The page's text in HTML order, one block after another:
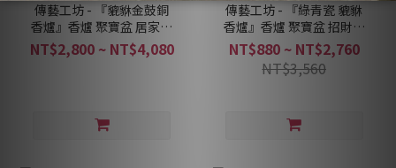
傳藝工坊 - 『貔貅金鼓銅
香爐』香爐 聚寶盆 居家擺
設 香道茶席精品
NT$2,800 ~ NT$4,080
傳藝工坊 - 『綠青瓷 貔貅
香爐』香爐 聚寶盆 招財香
爐
NT$880 ~ NT$2,760
NT$3,560